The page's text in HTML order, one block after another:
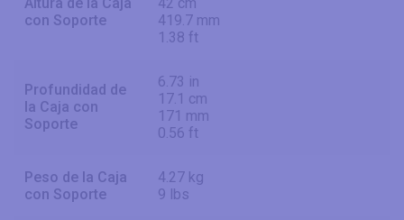
con Soporte
419.7 mm
1.38 ft
Profundidad de
la Caja con
Soporte
6.73 in
17.1 cm
171 mm
0.56 ft
Peso de la Caja
con Soporte
4.27 kg
9 lbs